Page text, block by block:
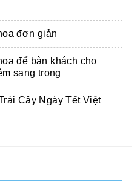
đơn giản
để bàn khách cho
sang trọng
Cây Ngày Tết Việt